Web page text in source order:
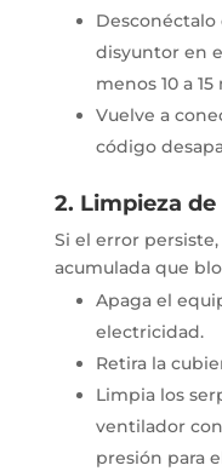
disyuntor en
menos 10 a
Vuelve a
código
2. Limpieza
Si el error
acumulada que
Apaga el
electricidad.
Retira la
Limpia los
ventilador
presión para